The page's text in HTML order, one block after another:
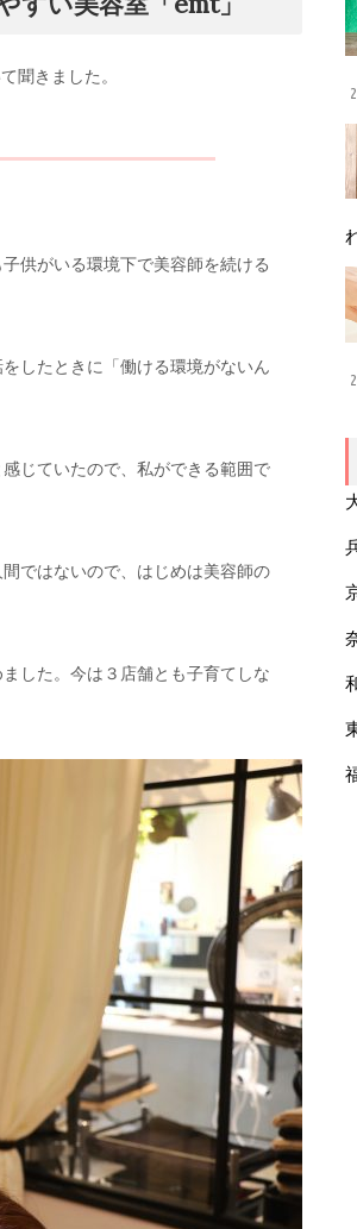
聞きました。
供がいる環境下で美容師を続ける
したときに「働ける環境がないん
じていたので、私ができる範囲で
ではないので、はじめは美容師の
した。今は３店舗とも子育てしな